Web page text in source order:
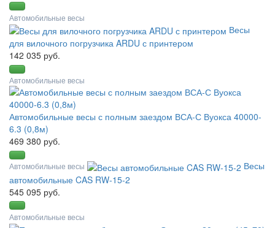
Автомобильные весы
Весы
для вилочного погрузчика ARDU с принтером
142 035 руб.
Автомобильные весы
Автомобильные весы с полным заездом ВСА-С Вуокса 40000-
6.3 (0,8м)
469 380 руб.
Автомобильные весы
Весы
автомобильные CAS RW-15-2
545 095 руб.
Автомобильные весы